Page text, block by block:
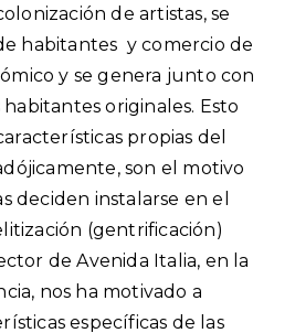
de artistas, se
habitantes y comercio de
y se genera junto con
originales. Esto
propias del
son el motivo
deciden instalarse en el
(gentrificación)
de Avenida Italia, en la
nos ha motivado a
específicas de las